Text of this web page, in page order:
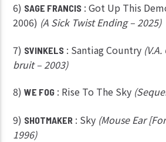
6) SAGE FRANCIS : Got Up This
2006) (A Sick Twist Ending – 2025)
7) SVINKELS : Santiag Country
bruit – 2003)
8)WE FOG : Rise To The Sky
9) SHOTMAKER : Sky (Mouse Ear
1996)